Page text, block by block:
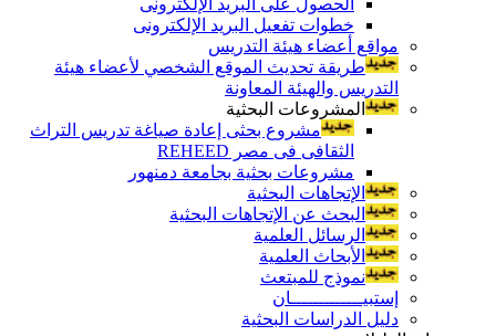
خطوات تفعيل البريد الإلكترونى
مواقع أعضاء هيئة التدريس
طريقة تحديث الموقع الشخصي لأعضاء هيئة
التدريس والهيئة المعاونة
المشروعات البحثية
مشروع بحثى إعادة صياغة تدريس التراث
الثقافى فى مصر REHEED
مشروعات بحثية بجامعة دمنهور
الإتجاهات البحثية
البحث عن الإتجاهات البحثية
الرسائل العلمية
الأبحاث العلمية
نموذج للمبتعث
إستبيـــــــــــــان
دليل الدراسات البحثية